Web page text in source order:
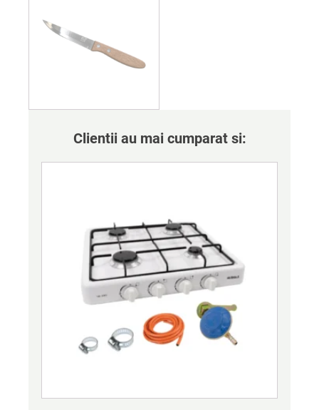
Clientii au mai cumparat si: